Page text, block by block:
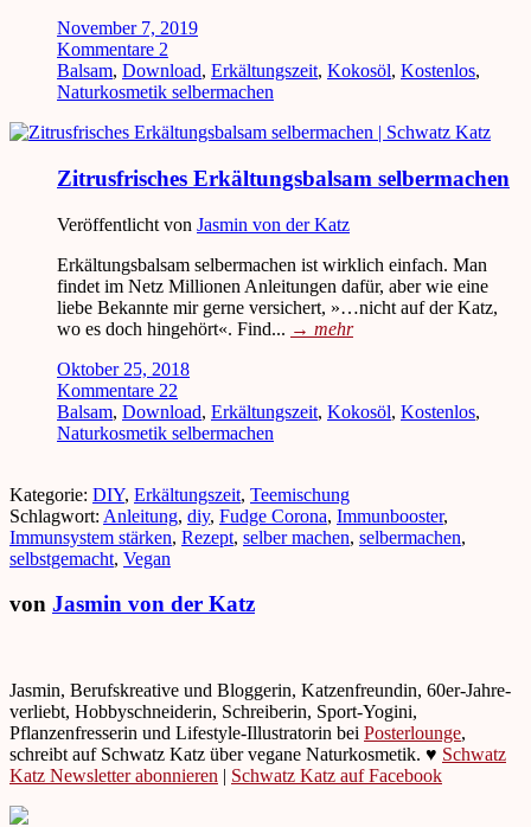
November 7, 2019
Kommentare 2
Balsam, Download, Erkältungszeit, Kokosöl, Kostenlos,
Naturkosmetik selbermachen
Zitrusfrisches Erkältungsbalsam selbermachen
Veröffentlicht von Jasmin von der Katz
Erkältungsbalsam selbermachen ist wirklich einfach. Man
findet im Netz Millionen Anleitungen dafür, aber wie eine
liebe Bekannte mir gerne versichert, »…nicht auf der Katz,
wo es doch hingehört«. Find... → mehr
Oktober 25, 2018
Kommentare 22
Balsam, Download, Erkältungszeit, Kokosöl, Kostenlos,
Naturkosmetik selbermachen
Kategorie: DIY, Erkältungszeit, Teemischung
Schlagwort: Anleitung, diy, Fudge Corona, Immunbooster,
Immunsystem stärken, Rezept, selber machen, selbermachen,
selbstgemacht, Vegan
von Jasmin von der Katz
Jasmin, Berufskreative und Bloggerin, Katzenfreundin, 60er-Jahre-
verliebt, Hobbyschneiderin, Schreiberin, Sport-Yogini,
Pflanzenfresserin und Lifestyle-Illustratorin bei Posterlounge,
schreibt auf Schwatz Katz über vegane Naturkosmetik. ♥ Schwatz
Katz Newsletter abonnieren | Schwatz Katz auf Facebook